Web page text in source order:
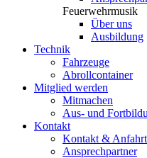
Feuerwehrmusik
Über uns
Ausbildung
Technik
Fahrzeuge
Abrollcontainer
Mitglied werden
Mitmachen
Aus- und
Kontakt
Kontakt & Anfahrt
Ansprechpartner